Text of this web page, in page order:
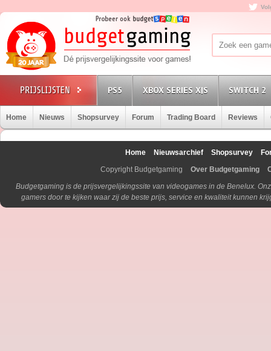
PS5 XBOX SERIES X|S SWITCH 2
Home Nieuws Shopsurvey Forum Trading Board Reviews
Home Nieuwsarchief Shopsurvey
Copyright Budgetgaming
Over Budgetgaming
Budgetgaming is de prijsvergelijkingssite van videogames in de Benelux.
gamers door te kijken waar zij de beste prijs, service en kwaliteit kunnen